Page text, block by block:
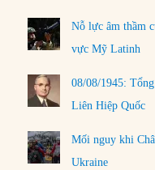
Nỗ lực âm thầm
vực Mỹ Latinh
08/08/1945:
Liên Hiệp Quốc
Mối nguy khi
Ukraine